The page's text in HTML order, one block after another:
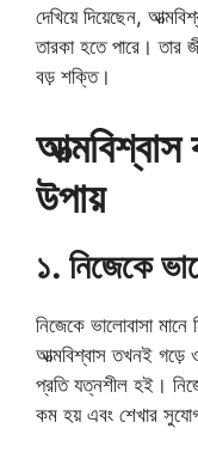
দেখিয়ে দিয়েছেন,
তারকা হতে পারে। তার
বড় শক্তি।
উপায়
১. নিজেকে
নিজেকে ভালোবাসা
আত্মবিশ্বাস তখনই গড়ে
প্রতি যত্নশীল হই।
কম হয় এবং শেখার